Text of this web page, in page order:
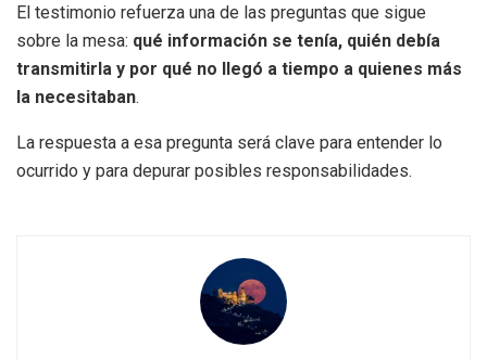
El testimonio refuerza una de las preguntas que sigue
sobre la mesa: qué información se tenía, quién debía
transmitirla y por qué no llegó a tiempo a quienes más
la necesitaban.
La respuesta a esa pregunta será clave para entender lo
ocurrido y para depurar posibles responsabilidades.